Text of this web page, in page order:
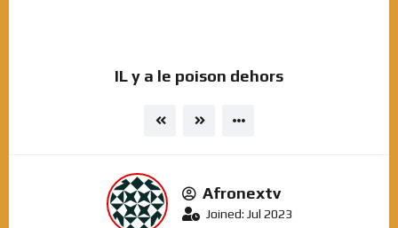
IL y a le poison dehors
Afronextv
Joined: Jul 2023